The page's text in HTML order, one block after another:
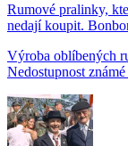
Rumové pralinky,
nedají koupit.
Výroba oblíbených
Nedostupnost